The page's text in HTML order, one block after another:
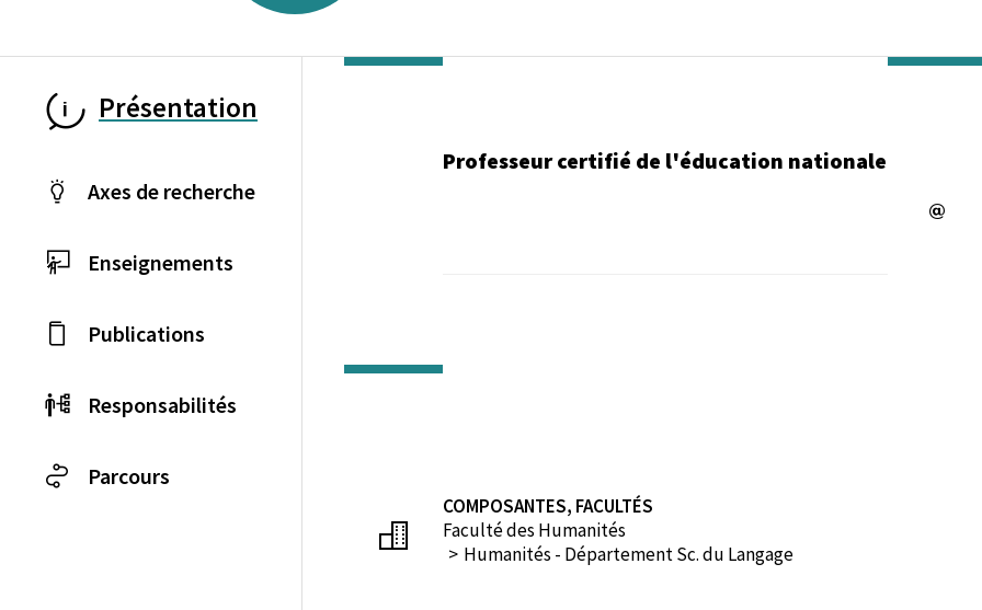
Professeur certifié de l'éducation nationale
COMPOSANTES, FACULTÉS
Faculté des Humanités
Humanités - Département Sc. du Langage
Présentation
Axes de recherche
Enseignements
Publications
Responsabilités
Parcours